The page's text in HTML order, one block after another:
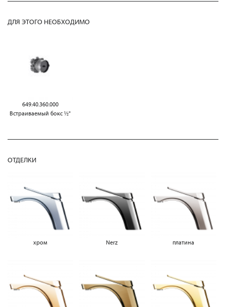
ДЛЯ ЭТОГО НЕОБХОДИМО
649.40.360.000
Встраиваемый бокс ½"
ОТДЕЛКИ
хром Nerz платина